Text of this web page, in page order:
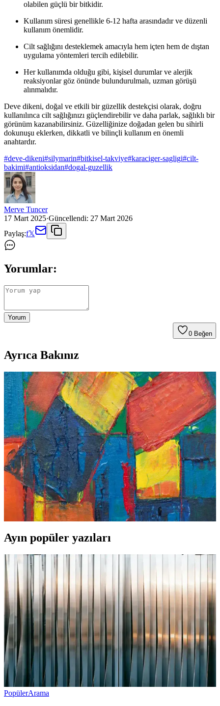
olabilen güçlü bir bitkidir.
Kullanım süresi genellikle 6-12 hafta arasındadır ve düzenli
kullanım önemlidir.
Cilt sağlığını desteklemek amacıyla hem içten hem de dıştan
uygulama yöntemleri tercih edilebilir.
Her kullanımda olduğu gibi, kişisel durumlar ve alerjik
reaksiyonlar göz önünde bulundurulmalı, uzman görüşü
alınmalıdır.
Deve dikeni, doğal ve etkili bir güzellik destekçisi olarak, doğru
kullanılınca cilt sağlığınızı güçlendirebilir ve daha parlak, sağlıklı bir
görünüm kazanabilirsiniz. Güzelliğinize doğadan gelen bu sihirli
dokunuşu eklerken, dikkatli ve bilinçli kullanım en önemli
anahtardır.
#deve-dikeni#silymarin#bitkisel-takviye#karaciger-sagligi#cilt-
bakimi#antioksidan#dogal-guzellik
Merve Tuncer
17 Mart 2025·Güncellendi: 27 Mart 2026
Paylaş:f𝕏
Yorumlar:
Yorum
0 Beğen
Ayrıca Bakınız
Deve Dikeni İçeren Solgar Ürünleri ile Doğal
Güzellik ve Sağlık Destekleri
Solgar Deve Dikeni ürünleri, doğal içerikleriyle cilt, saç ve karaciğer
sağlığını destekler, antioksidan etkisiyle yaşlanma belirtilerini
geciktirir ve toksin atımına yardımcı olur.
Deve Dikeni Kullanım Süresi ve Kozmetik Etkileri
Hakkında Detaylı Rehber
Deve dikeni, cilt sağlığı ve güzellik için kullanılan doğal bir bitkidir.
Kullanım süresi 6-12 hafta arasında önerilir, dikkat edilmesi
gerekenler ve kozmetik uygulama yöntemleriyle ilgili detaylar
burada.
Ayın popüler yazıları
PopülerArama